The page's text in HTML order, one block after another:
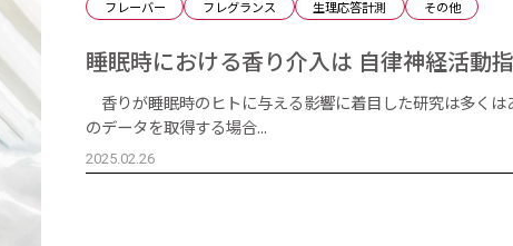
フレーバー フレグランス 生理応答計測 その他
睡眠時における香り介入は 自律神経活動
香りが睡眠時のヒトに与える影響に着目した研究は多く
のデータを取得する場合...
2025.02.26